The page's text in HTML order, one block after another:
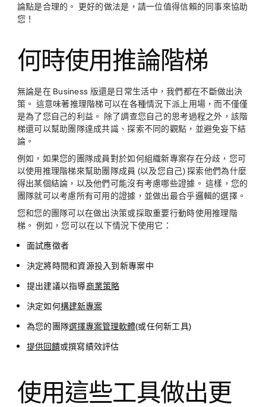
論點是合理的。 更好的做法是，請一位值得信賴的同事來協助
您！
何時使用推論階梯
無論是在 Business 版還是日常生活中，我們都在不斷做出決
策。 這意味著推理階梯可以在各種情況下派上用場，而不僅僅
是為了您自己的利益。 除了調查您自己的思考過程之外，該階
梯還可以幫助團隊達成共識、探索不同的觀點，並避免妄下結
論。
例如，如果您的團隊成員對於如何組織新專案存在分歧，您可
以使用推理階梯來幫助團隊成員 (以及您自己) 探索他們為什麼
得出某個結論，以及他們可能沒有考慮哪些證據。 這樣，您的
團隊就可以考慮所有可用的證據，並做出最合乎邏輯的選擇。
您和您的團隊可以在做出決策或採取重要行動時使用推理階
梯。 例如，您可以在以下情況下使用它：
面試應徵者
決定將時間和資源投入到新專案中
提出建議以指導商業策略
決定如何構建新專案
為您的團隊選擇專案管理軟體(或任何新工具)
提供回饋或撰寫績效評估
使用這些工具做出更